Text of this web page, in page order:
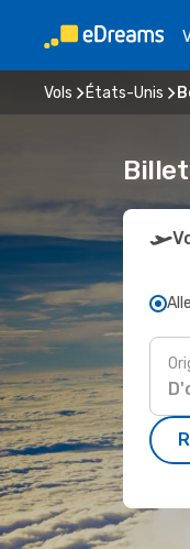
Vols États-Unis